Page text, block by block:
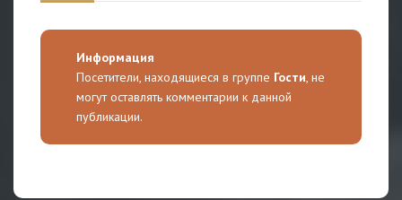
Информация
Посетители, находящиеся в группе Гости, не
могут оставлять комментарии к данной
публикации.